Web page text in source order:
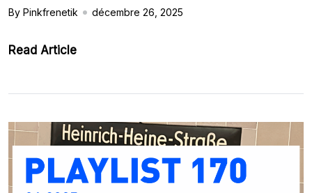
By Pinkfrenetik décembre 26, 2025
Read Article